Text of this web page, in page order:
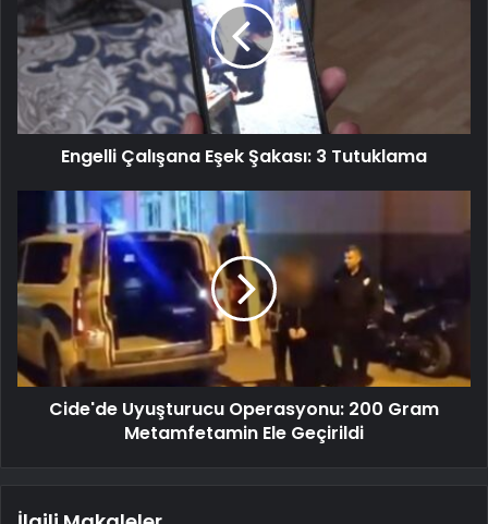
Engelli Çalışana Eşek Şakası: 3 Tutuklama
Cide'de Uyuşturucu Operasyonu: 200 Gram
Metamfetamin Ele Geçirildi